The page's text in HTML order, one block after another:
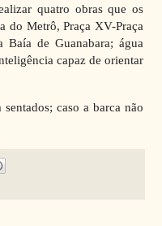
quatro obras que os
do Metrô, Praça XV-Praça
Baía de Guanabara; água
capaz de orientar
caso a barca não